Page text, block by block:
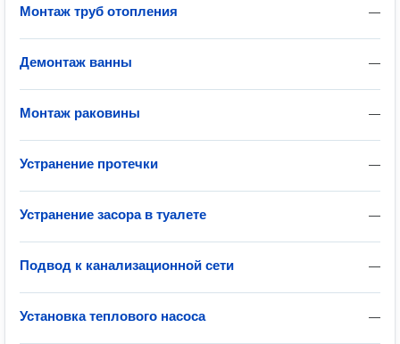
—
Монтаж труб отопления
—
Демонтаж ванны
—
Монтаж раковины
—
Устранение протечки
—
Устранение засора в туалете
—
Подвод к канализационной сети
—
Установка теплового насоса